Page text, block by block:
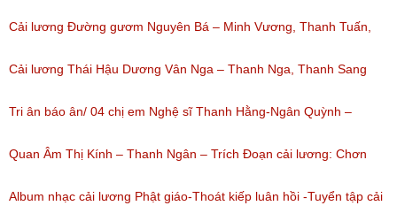
nghe: 1,059)
Cải lương Đường gươm Nguyên Bá – Minh Vương, Thanh Tuấn,
Thanh Kim Huệ, Chí Tâm, Thanh Sang
(Lượt nghe: 1,226)
Cải lương Thái Hậu Dương Vân Nga – Thanh Nga, Thanh Sang
nguyên tuồng
(Lượt nghe: 864)
Tri ân báo ân/ 04 chị em Nghệ sĩ Thanh Hằng-Ngân Quỳnh –
Thanh Ngọc – NSƯT Thanh Ngân
(Lượt nghe: 527)
Quan Âm Thị Kính – Thanh Ngân – Trích Đoạn cải lương: Chơn
Tâm 6
Album nhạc cải lương Phật giáo-Thoát kiếp luân hồi -Tuyển tập cải